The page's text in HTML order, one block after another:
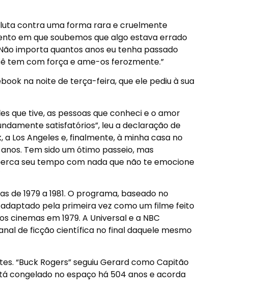
luta contra uma forma rara e cruelmente
em que soubemos que algo estava errado
importa quantos anos eu tenha passado
tem com força e ame-os ferozmente.”
na noite de terça-feira, que ele pediu à sua
que tive, as pessoas que conheci e o amor
satisfatórios”, leu a declaração de
Los Angeles e, finalmente, à minha casa no
Tem sido um ótimo passeio, mas
seu tempo com nada que não te emocione
de 1979 a 1981. O programa, baseado no
pela primeira vez como um filme feito
cinemas em 1979. A Universal e a NBC
de ficção científica no final daquele mesmo
“Buck Rogers” seguiu Gerard como Capitão
congelado no espaço há 504 anos e acorda